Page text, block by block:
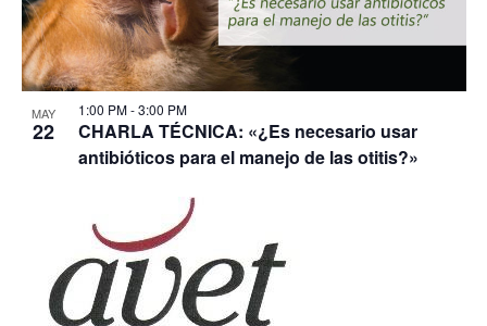
MAY
22
1:00 PM-3:00 PM
CHARLA TÉCNICA: «¿Es necesario usar
antibióticos para el manejo de las otitis?»